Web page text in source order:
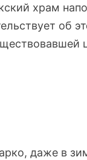
храм
об
даже в